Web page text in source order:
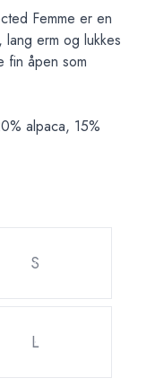
Femme er en
lang erm og lukkes
fin åpen som
alpaca, 15%
S
L